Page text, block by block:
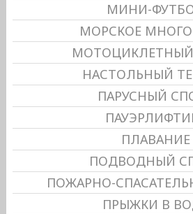
МИНИ-
МОРСКОЕ
НАСТОЛЬНЫЙ
ПАРУСНЫЙ
ПЛАВАНИЕ
ПОДВОДНЫЙ
ПОЖАРНО-
ПРЫЖКИ В